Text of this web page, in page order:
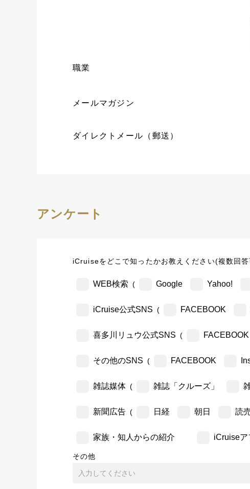
職業
メールマガジン
ダイレクトメール（郵送）
アンケート
iCruiseをどこで知ったかお教えください(複数回答
WEB検索 ( Google Yahoo!
iCruise公式SNS ( FACEBOOK
喜多川リュウ公式SNS ( FACEBOOK
その他のSNS ( FACEBOOK
雑誌媒体 ( 雑誌「クルーズ」
新聞広告 ( 日経 朝日 読
家族・知人からの紹介 iCruiseア
その他